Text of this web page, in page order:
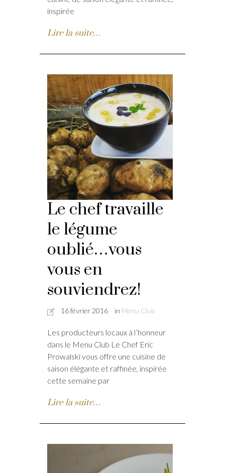
inspirée
Lire la suite…
Le chef travaille
le légume
oublié…vous
vous en
souviendrez!
16 février 2016 in Menu Club
Les producteurs locaux à l’honneur
dans le Menu Club Le Chef Eric
Prowalski vous offre une cuisine de
saison élégante et raffinée, inspirée
cette semaine par
Lire la suite…